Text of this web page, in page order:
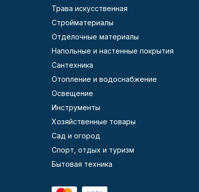
Трава искусственная
Стройматериалы
Отделочные материалы
Напольные и настенные покрытия
Сантехника
Отопление и водоснабжение
Освещение
Инструменты
Хозяйственные товары
Сад и огород
Спорт, отдых и туризм
Бытовая техника